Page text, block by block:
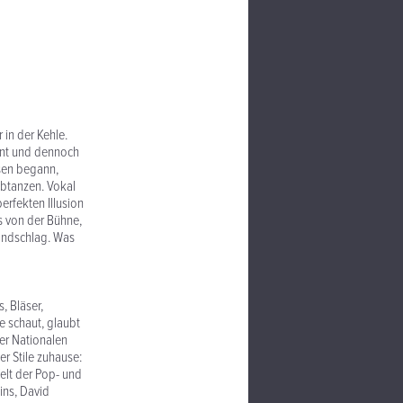
der Kehle.
und dennoch
begann,
Vokal
Illusion
der Bühne,
Was
Bläser,
schaut, glaubt
Nationalen
Stile zuhause:
der Pop- und
David